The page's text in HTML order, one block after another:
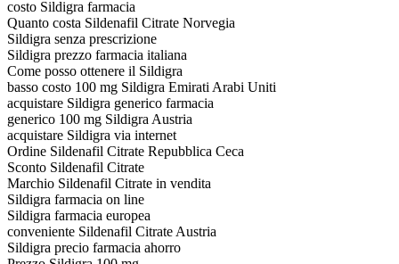
costo Sildigra farmacia
Quanto costa Sildenafil Citrate Norvegia
Sildigra senza prescrizione
Sildigra prezzo farmacia italiana
Come posso ottenere il Sildigra
basso costo 100 mg Sildigra Emirati Arabi Uniti
acquistare Sildigra generico farmacia
generico 100 mg Sildigra Austria
acquistare Sildigra via internet
Ordine Sildenafil Citrate Repubblica Ceca
Sconto Sildenafil Citrate
Marchio Sildenafil Citrate in vendita
Sildigra farmacia on line
Sildigra farmacia europea
conveniente Sildenafil Citrate Austria
Sildigra precio farmacia ahorro